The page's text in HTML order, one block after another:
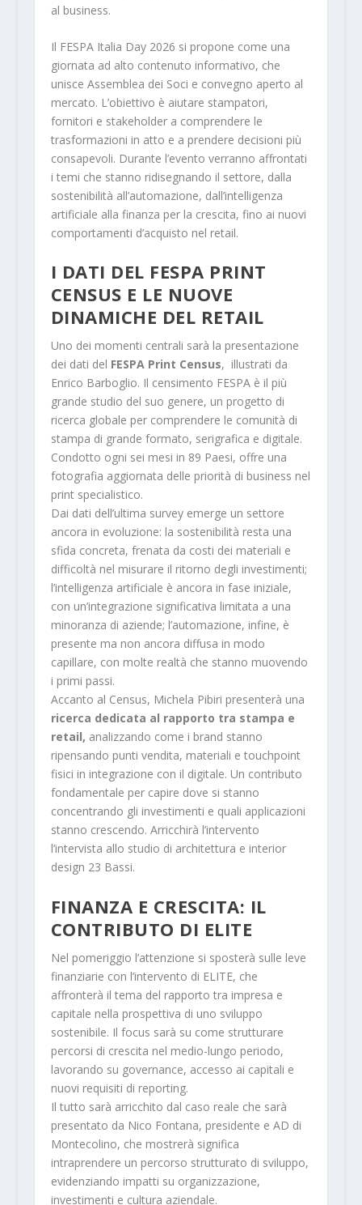
al business.
Il FESPA Italia Day 2026 si propone come una
giornata ad alto contenuto informativo, che
unisce Assemblea dei Soci e convegno aperto al
mercato. L’obiettivo è aiutare stampatori,
fornitori e stakeholder a comprendere le
trasformazioni in atto e a prendere decisioni più
consapevoli. Durante l’evento verranno affrontati
i temi che stanno ridisegnando il settore, dalla
sostenibilità all’automazione, dall’intelligenza
artificiale alla finanza per la crescita, fino ai nuovi
comportamenti d’acquisto nel retail.
I DATI DEL FESPA PRINT
CENSUS E LE NUOVE
DINAMICHE DEL RETAIL
Uno dei momenti centrali sarà la presentazione
dei dati del FESPA Print Census, illustrati da
Enrico Barboglio. Il censimento FESPA è il più
grande studio del suo genere, un progetto di
ricerca globale per comprendere le comunità di
stampa di grande formato, serigrafica e digitale.
Condotto ogni sei mesi in 89 Paesi, offre una
fotografia aggiornata delle priorità di business nel
print specialistico.
Dai dati dell’ultima survey emerge un settore
ancora in evoluzione: la sostenibilità resta una
sfida concreta, frenata da costi dei materiali e
difficoltà nel misurare il ritorno degli investimenti;
l’intelligenza artificiale è ancora in fase iniziale,
con un’integrazione significativa limitata a una
minoranza di aziende; l’automazione, infine, è
presente ma non ancora diffusa in modo
capillare, con molte realtà che stanno muovendo
i primi passi.
Accanto al Census, Michela Pibiri presenterà una
ricerca dedicata al rapporto tra stampa e
retail, analizzando come i brand stanno
ripensando punti vendita, materiali e touchpoint
fisici in integrazione con il digitale. Un contributo
fondamentale per capire dove si stanno
concentrando gli investimenti e quali applicazioni
stanno crescendo. Arricchirà l’intervento
l’intervista allo studio di architettura e interior
design 23 Bassi.
FINANZA E CRESCITA: IL
CONTRIBUTO DI ELITE
Nel pomeriggio l’attenzione si sposterà sulle leve
finanziarie con l’intervento di ELITE, che
affronterà il tema del rapporto tra impresa e
capitale nella prospettiva di uno sviluppo
sostenibile. Il focus sarà su come strutturare
percorsi di crescita nel medio-lungo periodo,
lavorando su governance, accesso ai capitali e
nuovi requisiti di reporting.
Il tutto sarà arricchito dal caso reale che sarà
presentato da Nico Fontana, presidente e AD di
Montecolino, che mostrerà significa
intraprendere un percorso strutturato di sviluppo,
evidenziando impatti su organizzazione,
investimenti e cultura aziendale.